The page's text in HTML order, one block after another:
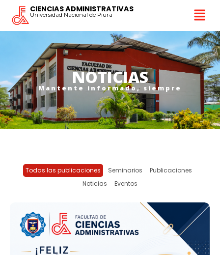
CIENCIAS ADMINISTRATIVAS
Universidad Nacional de Piura
NOTICIAS
Mantente informado, siempre
Todas las publicaciones Seminarios
Publicaciones
Noticias
Eventos